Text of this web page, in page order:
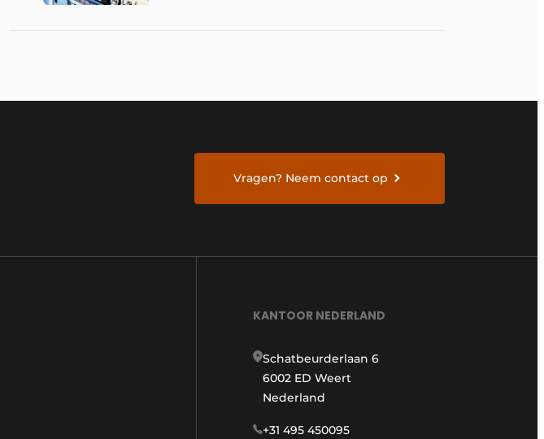
Vragen? Neem contact op
KANTOOR NEDERLAND
Schatbeurderlaan 6
6002 ED Weert
Nederland
+31 495 450095